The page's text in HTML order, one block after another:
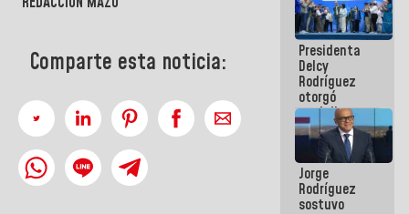
Comparte esta noticia:
Mayor
Eléctrico
para
abordar
planes de
acción
Presidenta
Delcy
Rodríguez
otorgó
medalla
"Héroe de
Venezuela"
a servidores
públicos
Jorge
Rodríguez
sostuvo